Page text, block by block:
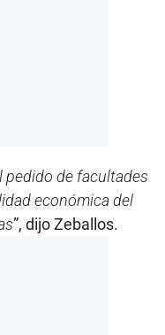
pedido de facultades
económica del
”, dijo Zeballos.